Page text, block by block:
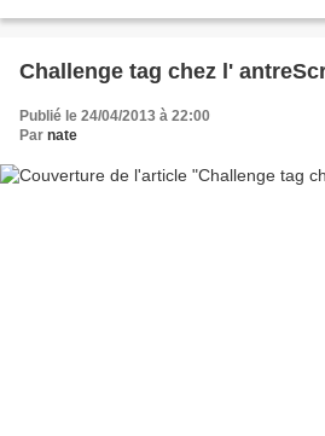
Challenge tag chez l'
Publié le 24/04/2013 à 22:00
Par nate